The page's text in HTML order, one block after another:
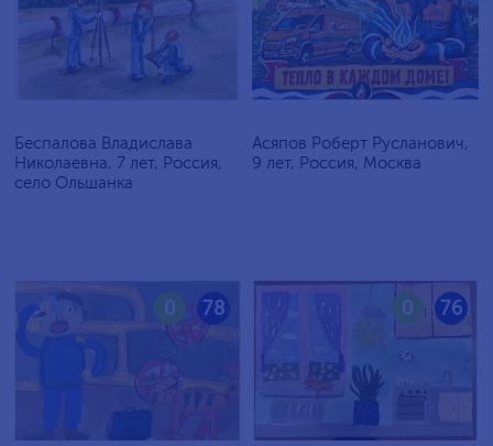
Беспалова Владислава
Николаевна, 7 лет, Россия,
село Ольшанка
Асяпов Роберт Русланович,
9 лет, Россия, Москва
78
0 76
0